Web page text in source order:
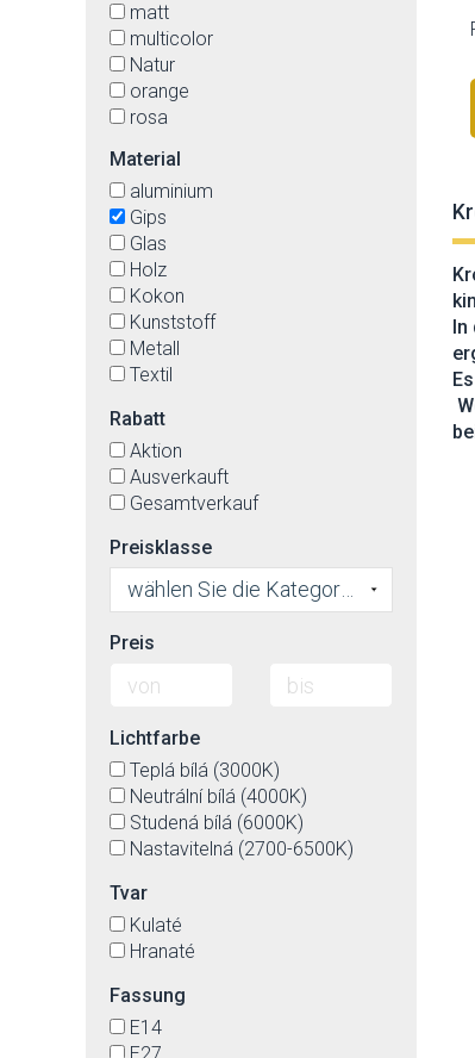
In
matt
multicolor
Natur
orange
rosa
rot
schwarz
stahl
weiß
Material
aluminium
Gips
Glas
Holz
Kokon
Kunststoff
Metall
Textil
Rabatt
Aktion
Ausverkauft
Gesamtverkauf
Preisklasse
Preis
Lichtfarbe
Teplá bílá (3000K)
Neutrální bílá (4000K)
Studená bílá (6000K)
Nastavitelná (2700-6500K)
Tvar
Kulaté
Hranaté
Fassung
E14